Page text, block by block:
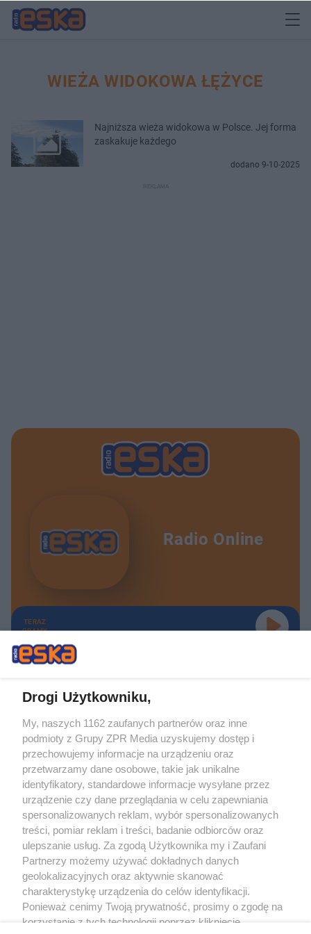
WIEŻA WIDOKOWA ŁĘŻYCE
Najniższa wieża widokowa w Polsce. Jej forma
zaskakuje każdego
dodano 9-10-2025
Radio Online
TERAZ
GRAMY
Żaden utwór zamieszczony w serwisie nie może być powielany i
rozpowszechniany lub dalej rozpowszechniany w jakikolwiek sposób (w
tym także elektroniczny lub mechaniczny) na jakimkolwiek polu
eksploatacji w jakiejkolwiek formie, włącznie z umieszczaniem w Internecie
bez pisemnej zgody właściciela praw. Jakiekolwiek użycie lub
wykorzystanie utworów w całości lub w części z naruszeniem prawa, tzn.
bez właściwej zgody, jest zabronione pod groźbą kary i może być ścigane
prawnie.
O nas
Drogi Użytkowniku,
My, naszych 1162 zaufanych partnerów oraz inne
podmioty z Grupy ZPR Media uzyskujemy dostęp i
przechowujemy informacje na urządzeniu oraz
przetwarzamy dane osobowe, takie jak unikalne
identyfikatory, standardowe informacje wysyłane przez
urządzenie czy dane przeglądania w celu zapewniania
spersonalizowanych reklam, wybór spersonalizowanych
treści, pomiar reklam i treści, badanie odbiorców oraz
ulepszanie usług. Za zgodą Użytkownika my i Zaufani
Partnerzy możemy używać dokładnych danych
geolokalizacyjnych oraz aktywnie skanować
charakterystykę urządzenia do celów identyfikacji.
Ponieważ cenimy Twoją prywatność, prosimy o zgodę na
korzystanie z tych technologii poprzez kliknięcie